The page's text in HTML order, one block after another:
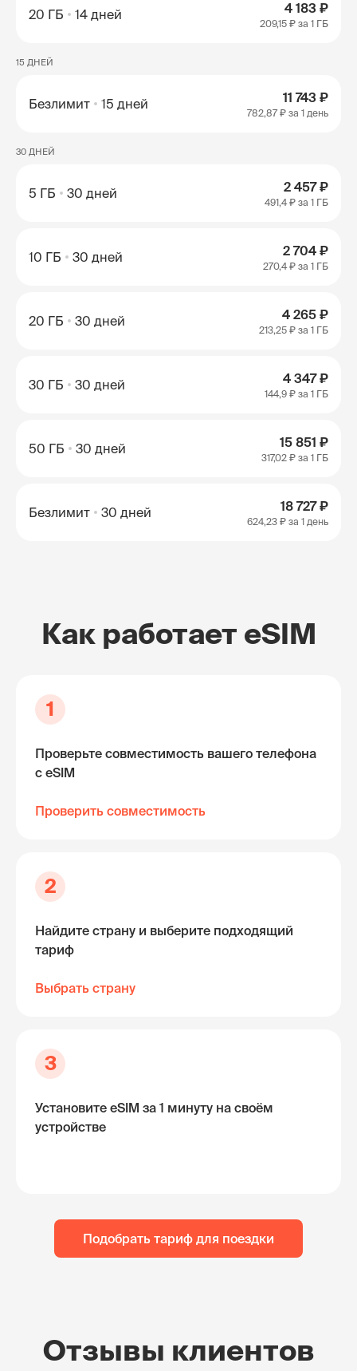
20 ГБ 14 дней 4 183 ₽
209,15 ₽ за 1 ГБ
15 ДНЕЙ
Безлимит 15 дней 11 743 ₽
782,87 ₽ за 1 день
30 ДНЕЙ
5 ГБ 30 дней 2 457 ₽
491,4 ₽ за 1 ГБ
10 ГБ 30 дней 2 704 ₽
270,4 ₽ за 1 ГБ
20 ГБ 30 дней 4 265 ₽
213,25 ₽ за 1 ГБ
30 ГБ 30 дней 4 347 ₽
144,9 ₽ за 1 ГБ
50 ГБ 30 дней 15 851 ₽
317,02 ₽ за 1 ГБ
Безлимит 30 дней 18 727 ₽
624,23 ₽ за 1 день
Как работает eSIM
1
Проверьте совместимость вашего телефона
с eSIM
Проверить совместимость
2
Найдите страну и выберите подходящий
тариф
Выбрать страну
3
Установите eSIM за 1 минуту на своём
устройстве
Подобрать тариф для поездки
Отзывы клиентов